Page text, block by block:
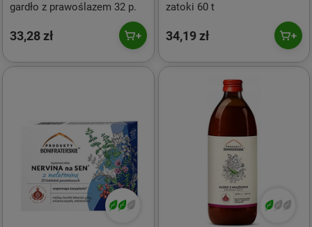
gardło z prawoślazem 32 p.
33,28 zł
zatoki 60 t
34,19 zł